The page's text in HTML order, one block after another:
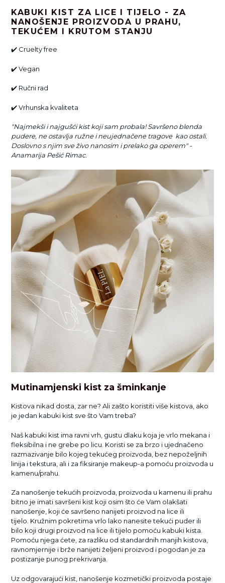
KABUKI KIST ZA LICE I TIJELO - ZA
NANOŠENJE PROIZVODA U PRAHU,
TEKUĆEM I KRUTOM STANJU
✔️ Cruelty free
✔️Vegan
✔️ Ručni rad
✔️Vrhunska kvaliteta
"Najmekši i najgušći kist koji sam probala! Savršeno blenda
pudere, ne ostavlja ružne i neujednačene tragove kao ostali.
Doslovno s njim sve živo nanosim i prelako ga operem" -
Anamarija Pešić Rimac.
Mutinamjenski kist za šminkanje
Kistova nikad dosta, zar ne? Ali zašto koristiti više kistova, ako
je jedan kabuki kist sve što Vam treba?
Naš kabuki kist ima ravni vrh, gustu dlaku koja je vrlo mekana i
fleksibilna i ne grebe po licu. Koristi se za brzo i ujednačeno
razmazivanje bilo kojeg tekućeg proizvoda, bez nepoželjnih
linija i tekstura, ali i za fiksiranje makeup-a pomoću proizvoda u
kamenu/prahu.
Za nanošenje tekućih proizvoda, proizvoda u kamenu ili prahu
bitno je imati savršeni kist koji osim što će Vam olakšati
nanošenje, koji će savršeno nanijeti proizvod na lice ili
tijelo. Kružnim pokretima vrlo lako nanesite tekući puder ili
bilo koji drugi proizvod na lice ili tijelo pomoću kabuki kista.
Pomoću njega ćete, za razliku od standardnih manjih kistova,
ravnomjernije i brže nanijeti željeni proizvod i pogodan je za
postizanje punog prekrivanja.
Uz odgovarajući kist, nanošenje kozmetički proizvoda postaje